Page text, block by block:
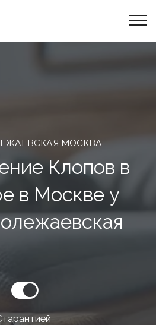
МОСКВА
Клопов в
в Москве у
гарантией